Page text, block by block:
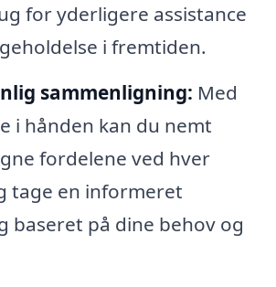
for yderligere assistance
i fremtiden.
sammenligning: Med
i hånden kan du nemt
fordelene ved hver
tage en informeret
baseret på dine behov og